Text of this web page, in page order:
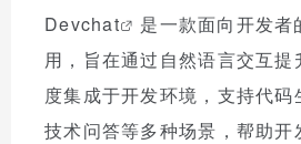
Devchat 是一款面向开发者
用，旨在通过自然语言交互提
度集成于开发环境，支持代码
技术问答等多种场景，帮助开